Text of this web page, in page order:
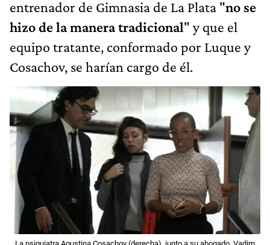
entrenador de Gimnasia de La Plata "no se
hizo de la manera tradicional" y que el
equipo tratante, conformado por Luque y
Cosachov, se harían cargo de él.